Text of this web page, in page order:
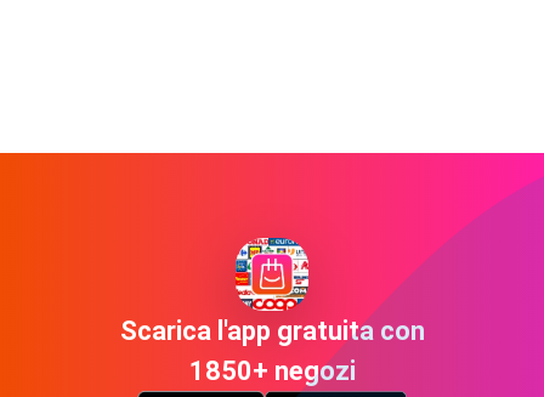
Scarica l'app gratuita con
1850+ negozi